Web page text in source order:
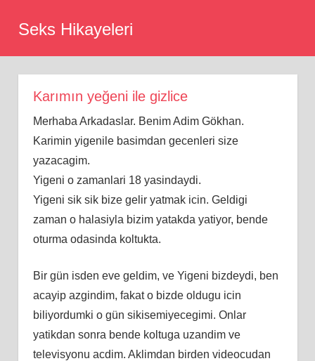
Seks Hikayeleri
Karımın yeğeni ile gizlice
Merhaba Arkadaslar. Benim Adim Gökhan.
Karimin yigenile basimdan gecenleri size
yazacagim.
Yigeni o zamanlari 18 yasindaydi.
Yigeni sik sik bize gelir yatmak icin. Geldigi
zaman o halasiyla bizim yatakda yatiyor, bende
oturma odasinda koltukta.
Bir gün isden eve geldim, ve Yigeni bizdeydi, ben
acayip azgindim, fakat o bizde oldugu icin
biliyordumki o gün sikisemiyecegimi. Onlar
yatikdan sonra bende koltuga uzandim ve
televisyonu acdim. Aklimdan birden videocudan